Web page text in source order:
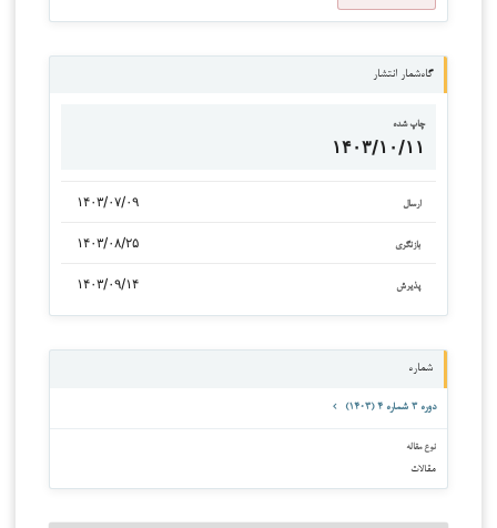
گاه‌شمار انتشار
چاپ شده
۱۴۰۳/۱۰/۱۱
ارسال ۱۴۰۳/۰۷/۰۹
بازنگری ۱۴۰۳/۰۸/۲۵
پذیرش ۱۴۰۳/۰۹/۱۴
شماره
دوره ۳ شماره ۴ (۱۴۰۳)
نوع مقاله
مقالات